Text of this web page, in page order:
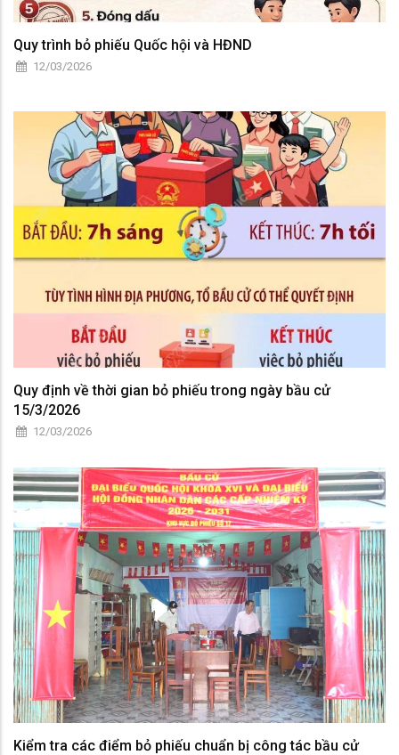
Quy trình bỏ phiếu Quốc hội và HĐND
12/03/2026
Quy định về thời gian bỏ phiếu trong ngày bầu cử
15/3/2026
12/03/2026
Kiểm tra các điểm bỏ phiếu chuẩn bị công tác bầu cử